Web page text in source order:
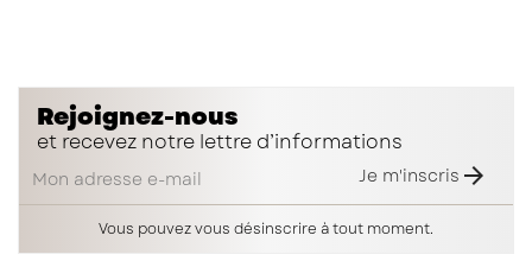
Rejoignez-nous
et recevez notre lettre d’informations
Je m'inscris 
Vous pouvez vous désinscrire à tout moment.